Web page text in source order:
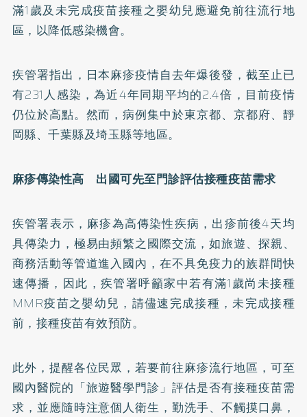
滿1歲及未完成疫苗接種之嬰幼兒應避免前往流行地
區，以降低感染機會。
疾管署指出，日本麻疹疫情自去年爆後發，截至止已
有231人感染，為近4年同期平均的2.4倍，目前疫情
仍位於高點。然而，病例集中於東京都、京都府、靜
岡縣、千葉縣及埼玉縣等地區。
麻疹傳染性高 出國可先至門診評估接種疫苗需求
疾管署表示，麻疹為高傳染性疾病，出疹前後4天均
具傳染力，極易由頻繁之國際交流，如旅遊、探親、
商務活動等管道進入國內，在不具免疫力的族群間快
速傳播，因此，疾管署呼籲家中若有滿1歲尚未接種
MMR疫苗之嬰幼兒，請儘速完成接種，未完成接種
前，接種疫苗有效預防。
此外，提醒各位民眾，若要前往麻疹流行地區，可至
國內醫院的「旅遊醫學門診」評估是否有接種疫苗需
求，並應隨時注意個人衛生，勤洗手、不觸摸口鼻，